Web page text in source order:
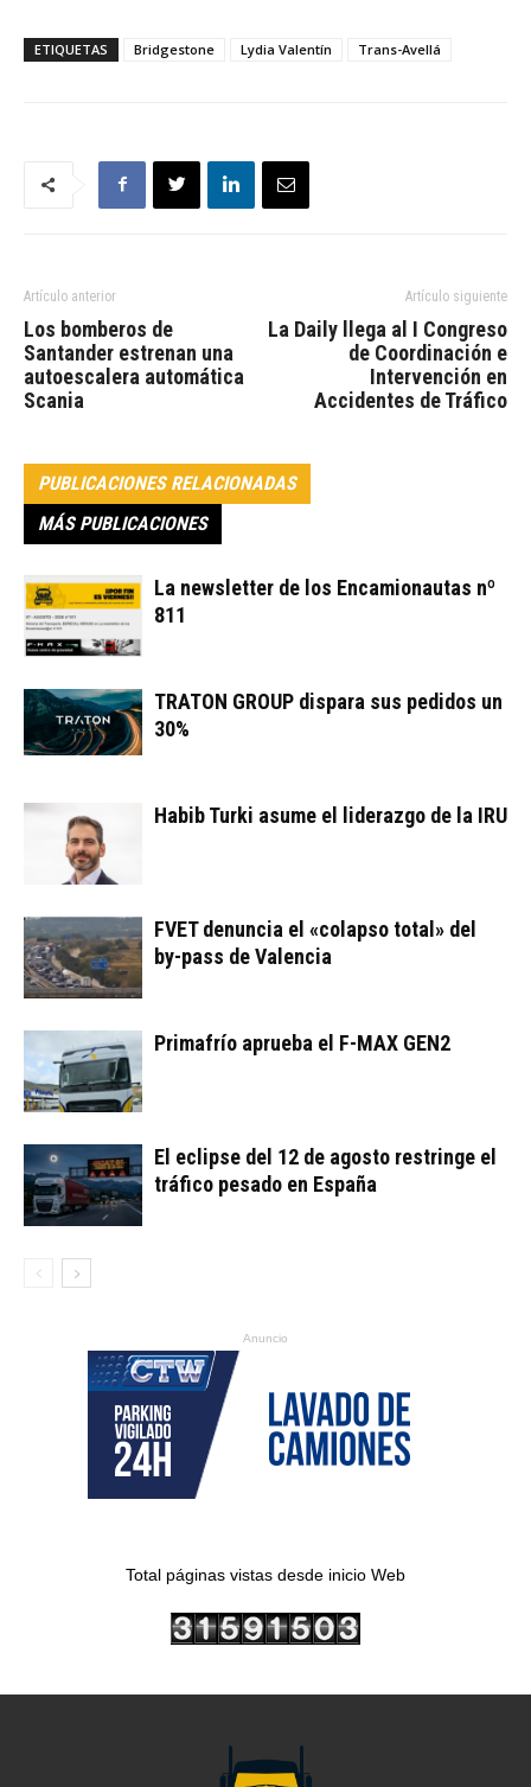
ETIQUETAS Bridgestone Lydia Valentín Trans-Avellá
Artículo anterior
Los bomberos de
Santander estrenan una
autoescalera automática
Scania
Artículo siguiente
La Daily llega al I Congreso
de Coordinación e
Intervención en
Accidentes de Tráfico
PUBLICACIONES RELACIONADAS
MÁS PUBLICACIONES
La newsletter de los Encamionautas nº
811
TRATON GROUP dispara sus pedidos un
30%
Habib Turki asume el liderazgo de la IRU
FVET denuncia el «colapso total» del
by-pass de Valencia
Primafrío aprueba el F-MAX GEN2
El eclipse del 12 de agosto restringe el
tráfico pesado en España
Anuncio
Total páginas vistas desde inicio Web